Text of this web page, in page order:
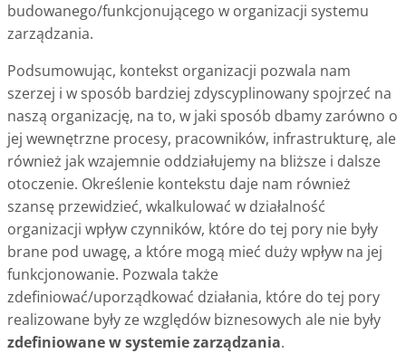
budowanego/funkcjonującego w organizacji systemu
zarządzania.
Podsumowując, kontekst organizacji pozwala nam
szerzej i w sposób bardziej zdyscyplinowany spojrzeć na
naszą organizację, na to, w jaki sposób dbamy zarówno o
jej wewnętrzne procesy, pracowników, infrastrukturę, ale
również jak wzajemnie oddziałujemy na bliższe i dalsze
otoczenie. Określenie kontekstu daje nam również
szansę przewidzieć, wkalkulować w działalność
organizacji wpływ czynników, które do tej pory nie były
brane pod uwagę, a które mogą mieć duży wpływ na jej
funkcjonowanie. Pozwala także
zdefiniować/uporządkować działania, które do tej pory
realizowane były ze względów biznesowych ale nie były
zdefiniowane w systemie zarządzania.